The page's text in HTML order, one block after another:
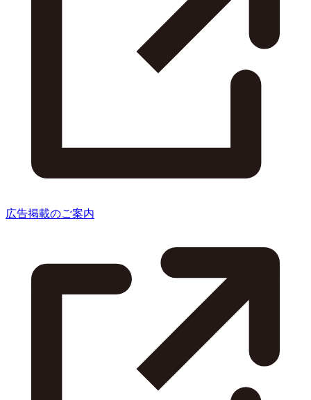
広告掲載のご案内